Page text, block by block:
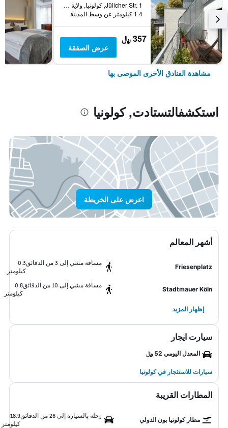
Jülicher Str. 1, كولونيا, ولاية شمال الراين وستفاليا, ألمانيا
1.4 كيلومتر عن وسط المدينة
357 ﷼
عرض الصفقة
مشاهدة الفنادق الأخرى الموصى بها
استكشفالتستادت, كولونيا
اعرض على الخريطة
أشهر المعالم
Friesenplatz
مسافة مشي إلى 3 من الدقائق
0.3
كيلومتر
Stadtmauer Köln
مسافة مشي إلى 10 من الدقائق
0.8
كيلومتر
إظهار المزيد
سيارت ايجار
المعدل اليومي 52 ﷼
سيارات للاستئجار في كولونيا
المطارات القريبة
مطار كولونيا بون الدولي
رحلة بالسيارة إلى 26 من الدقائق
18.9
كيلومتر